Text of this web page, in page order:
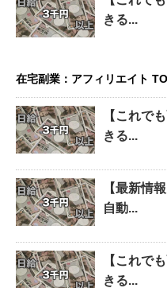
きる...
在宅副業：アフィリエイト
【これで
きる...
【最新情
自動...
【これで
きる...